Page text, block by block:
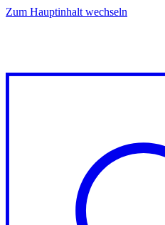
Zum Hauptinhalt wechseln